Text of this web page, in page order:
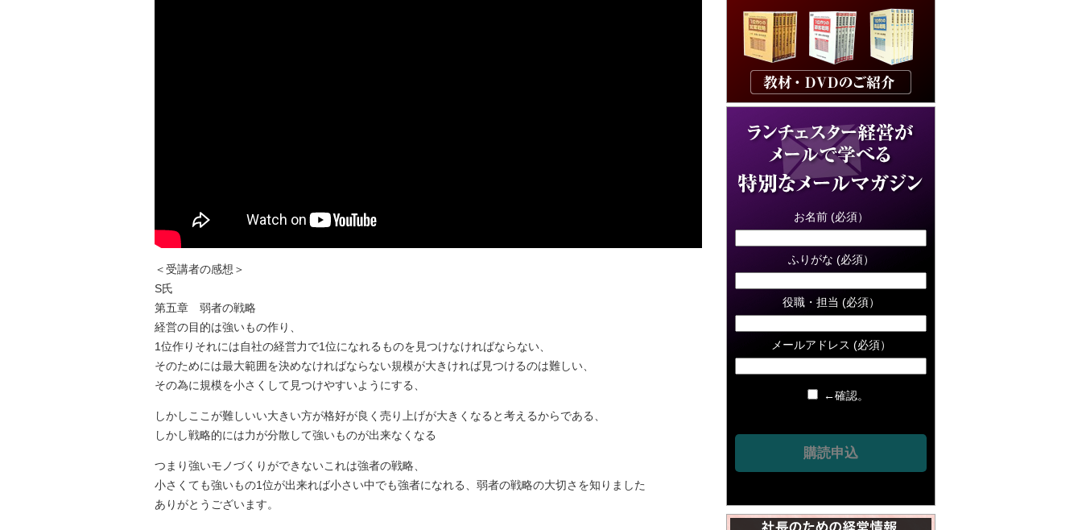
＜受講者の感想＞
S氏
第五章 弱者の戦略
経営の目的は強いもの作り、
1位作りそれには自社の経営力で1位になれるものを見つけなければならない、
そのためには最大範囲を決めなければならない規模が大きければ見つけるのは難しい、
その為に規模を小さくして見つけやすいようにする、
しかしここが難しいい大きい方が格好が良く売り上げが大きくなると考えるからである、
しかし戦略的には力が分散して強いものが出来なくなる
つまり強いモノづくりができないこれは強者の戦略、
小さくても強いもの1位が出来れば小さい中でも強者になれる、弱者の戦略の大切さを知りました
ありがとうございます。
お名前 (必須）
ふりがな (必須）
役職・担当 (必須）
メールアドレス (必須）
←確認。